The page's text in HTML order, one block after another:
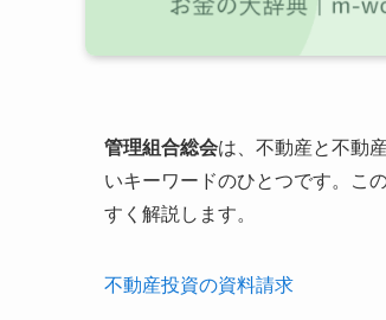
管理組合総会は、不動産と不動
いキーワードのひとつです。こ
すく解説します。
不動産投資の資料請求